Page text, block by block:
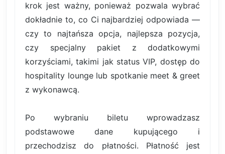
krok jest ważny, ponieważ pozwala wybrać
dokładnie to, co Ci najbardziej odpowiada —
czy to najtańsza opcja, najlepsza pozycja,
czy specjalny pakiet z dodatkowymi
korzyściami, takimi jak status VIP, dostęp do
hospitality lounge lub spotkanie meet & greet
z wykonawcą.
Po wybraniu biletu wprowadzasz
podstawowe dane kupującego i
przechodzisz do płatności. Płatność jest